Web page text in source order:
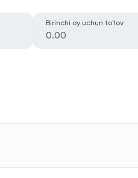
Birinchi oy uchun to'lov
0.00